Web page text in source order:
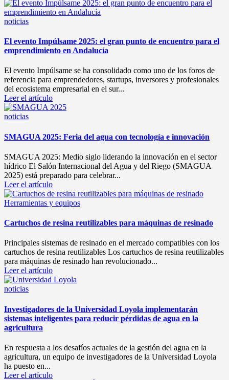
Publicado
noticias
El evento Impúlsame 2025: el gran punto de encuentro para el
emprendimiento en Andalucía
El evento Impúlsame se ha consolidado como uno de los foros de
referencia para emprendedores, startups, inversores y profesionales
del ecosistema empresarial en el sur...
Leer el artículo
Publicado
noticias
SMAGUA 2025: Feria del agua con tecnología e innovación
SMAGUA 2025: Medio siglo liderando la innovación en el sector
hídrico El Salón Internacional del Agua y del Riego (SMAGUA
2025) está preparado para celebrar...
Leer el artículo
Publicado
Herramientas y equipos
Cartuchos de resina reutilizables para máquinas de resinado
Principales sistemas de resinado en el mercado compatibles con los
cartuchos de resina reutilizables Los cartuchos de resina reutilizables
para máquinas de resinado han revolucionado...
Leer el artículo
Publicado
noticias
Investigadores de la Universidad Loyola implementarán
sistemas inteligentes para reducir pérdidas de agua en la
agricultura
En respuesta a los desafíos actuales de la gestión del agua en la
agricultura, un equipo de investigadores de la Universidad Loyola
ha puesto en...
Leer el artículo